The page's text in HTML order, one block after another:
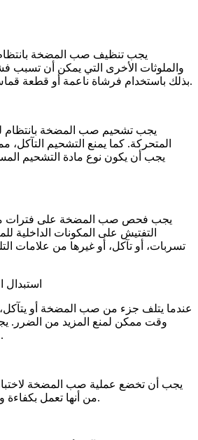
يجب تنظيف صب المضخة بانتظام
والملوثات الأخرى التي يمكن أن تسبب
بذلك باستخدام فرشاة ناعمة أو قطعة قماش مبللة أو هواء مضغوط.
يجب تشحيم صب المضخة بانتظام
المتحركة. كما يمنع التشحيم
يجب أن يكون نوع مادة التشحيم
يجب فحص صب المضخة على فترات
التفتيش على المكونات الداخلية
تسربات، أو تآكل، أو غيرها من علامات
استبدال
عندما يتلف جزء من صب المضخة أو
وقت ممكن لمنع المزيد من الضرر.
متوافقًا مع صب المضخة.
يجب أن تخضع عملية صب المضخة لاختبار
من أنها تعمل بكفاءة وتنتج المخرجات المطلوبة.